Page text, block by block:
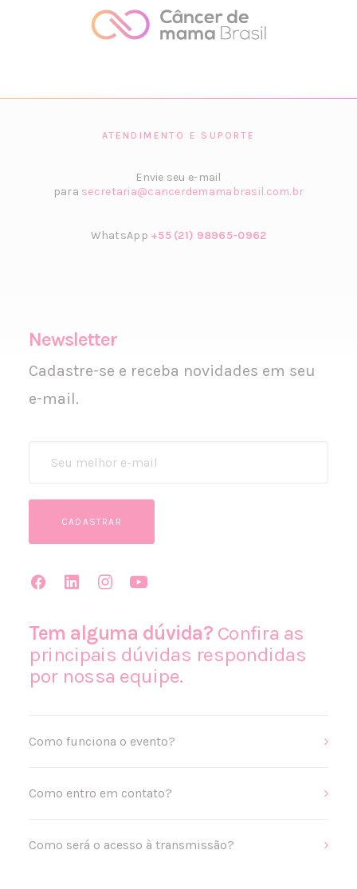
ATENDIMENTO E SUPORTE
Envie seu e-mail
para secretaria@cancerdemamabrasil.com.br
WhatsApp +55 (21) 98965-0962
Newsletter
Cadastre-se e receba novidades em seu
e-mail.
Tem alguma dúvida? Confira as
principais dúvidas respondidas
por nossa equipe.
Como funciona o evento?
Como entro em contato?
Como será o acesso à transmissão?